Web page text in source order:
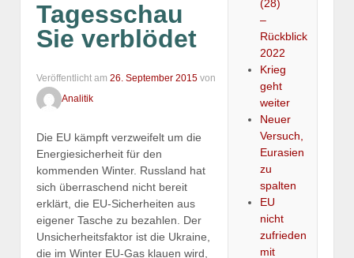
Tagesschau
Sie verblödet
Veröffentlicht am 26. September 2015 von
Analitik
Die EU kämpft verzweifelt um die
Energiesicherheit für den
kommenden Winter. Russland hat
sich überraschend nicht bereit
erklärt, die EU-Sicherheiten aus
eigener Tasche zu bezahlen. Der
Unsicherheitsfaktor ist die Ukraine,
die im Winter EU-Gas klauen wird,
(28)
–
Rückblick
2022
Krieg
geht
weiter
Neuer
Versuch,
Eurasien
zu
spalten
EU
nicht
zufrieden
mit